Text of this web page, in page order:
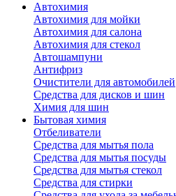
Автохимия
Автохимия для мойки
Автохимия для салона
Автохимия для стекол
Автошампуни
Антифриз
Очистители для автомобилей
Средства для дисков и шин
Химия для шин
Бытовая химия
Отбеливатели
Средства для мытья пола
Средства для мытья посуды
Средства для мытья стекол
Средства для стирки